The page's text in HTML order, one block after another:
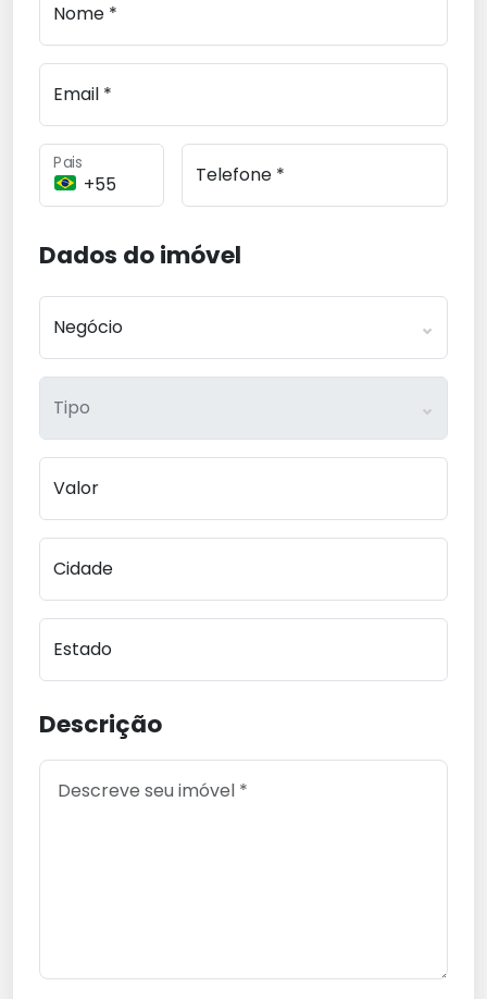
Nome *
Email *
Pais Telefone *
Dados do imóvel
Negócio
Tipo
Valor
Cidade
Estado
Descrição